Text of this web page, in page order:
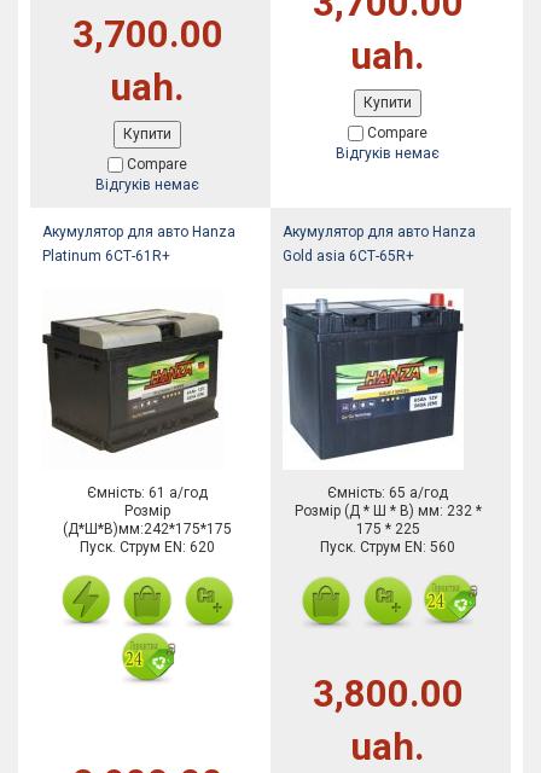
3,700.00
uah.
Купити
Compare
Відгуків немає
uah.
Купити
Compare
Відгуків немає
Акумулятор для авто Hanza
Platinum 6СТ-61R+
Ємність: 61 а/год
Розмір
(Д*Ш*В)мм:242*175*175
Пуск. Струм EN: 620
Акумулятор для авто Hanza
Gold asia 6СТ-65R+
Ємність: 65 а/год
Розмір (Д * Ш * В) мм: 232 *
175 * 225
Пуск. Струм EN: 560
3,800.00
uah.